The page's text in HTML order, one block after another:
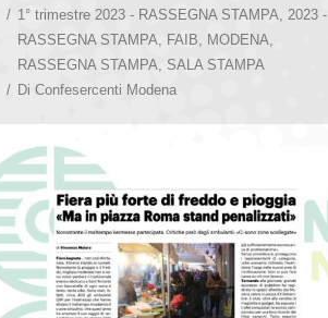
1° trimestre 2023 - RASSEGNA STAMPA
2023 -
RASSEGNA STAMPA
FAIB MODENA
RASSEGNA STAMPA
SALA STAMPA
Di Confesercenti Modena